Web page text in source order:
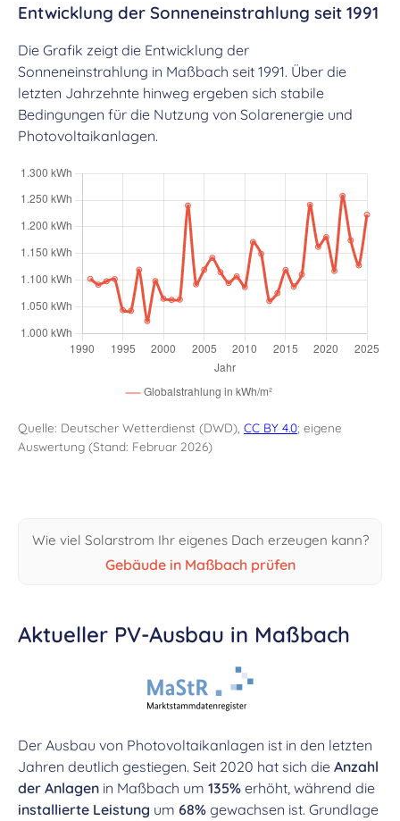
Entwicklung der Sonneneinstrahlung seit 1991
Die Grafik zeigt die Entwicklung der
Sonneneinstrahlung in Maßbach seit 1991. Über die
letzten Jahrzehnte hinweg ergeben sich stabile
Bedingungen für die Nutzung von Solarenergie und
Photovoltaikanlagen.
Quelle: Deutscher Wetterdienst (DWD), CC BY 4.0; eigene
Auswertung (Stand: Februar 2026)
Wie viel Solarstrom Ihr eigenes Dach erzeugen kann?
Gebäude in Maßbach prüfen
Aktueller PV-Ausbau in Maßbach
Der Ausbau von Photovoltaikanlagen ist in den letzten
Jahren deutlich gestiegen. Seit 2020 hat sich die Anzahl
der Anlagen in Maßbach um 135% erhöht, während die
installierte Leistung um 68% gewachsen ist. Grundlage